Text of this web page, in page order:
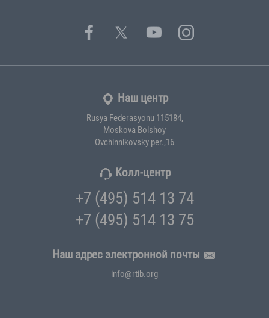
Наш центр
Rusya Federasyonu 115184,
Moskova Bolshoy
Ovchinnikovsky per.,16
Колл-центр
+7 (495) 514 13 74
+7 (495) 514 13 75
Наш адрес электронной почты
info@rtib.org